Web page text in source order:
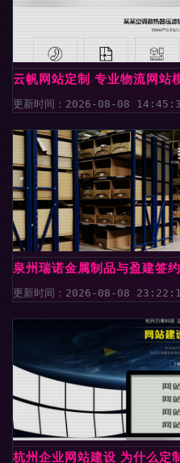
云帆网站定制 专业物流网站
更新时间：2026-08-08
泉州瑞诺金属制品与盈建签
更新时间：2026-08-08
杭州企业网站建设 为什么定